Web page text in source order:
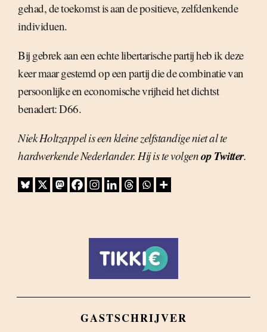
gehad, de toekomst is aan de positieve, zelfdenkende
individuen.
Bij gebrek aan een echte libertarische partij heb ik deze
keer maar gestemd op een partij die de combinatie van
persoonlijke en economische vrijheid het dichtst
benadert: D66.
Niek Holtzappel is een kleine zelfstandige niet al te
hardwerkende Nederlander. Hij is te volgenop Twitter.
GASTSCHRIJVER